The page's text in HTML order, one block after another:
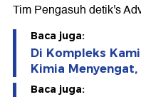
Tim Pengasuh detik's
Baca juga:
Di Kompleks
Kimia
Baca juga: